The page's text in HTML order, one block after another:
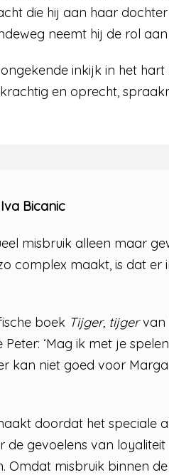
die hij aan haar
neemt hij de rol
inkijk in het
en oprecht,
Bicanic
misbruik alleen maar
complex maakt, is dat er
boek Tijger, tijgervan
‘Mag ik met je
kan niet goed voor
doordat het speciale
de gevoelens van
misbruik binnen